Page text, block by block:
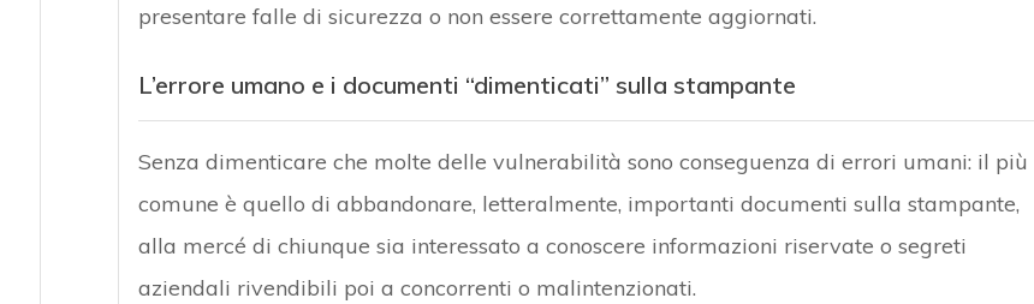
presentare falle di sicurezza o non essere correttamente aggiornati.
L’errore umano e i documenti “dimenticati” sulla stampante
Senza dimenticare che molte delle vulnerabilità sono conseguenza di errori umani: il più
comune è quello di abbandonare, letteralmente, importanti documenti sulla stampante,
alla mercé di chiunque sia interessato a conoscere informazioni riservate o segreti
aziendali rivendibili poi a concorrenti o malintenzionati.